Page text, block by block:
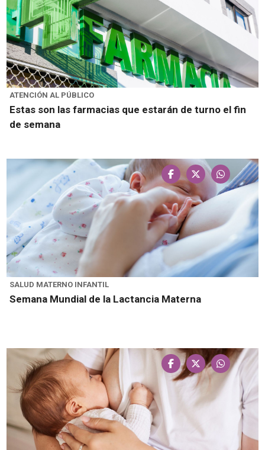
ATENCIÓN AL PÚBLICO
Estas son las farmacias que estarán de turno el fin
de semana
SALUD MATERNO INFANTIL
Semana Mundial de la Lactancia Materna